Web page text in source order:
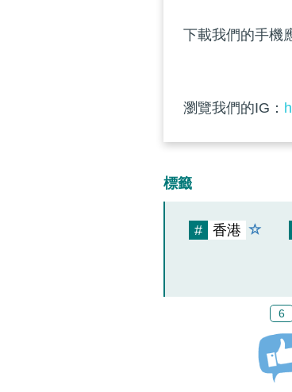
下載我們的手機
瀏覽我們的IG：
標籤
# 香港
6